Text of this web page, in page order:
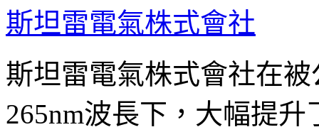
斯坦雷電氣株式會社
斯坦雷電氣株式會社在
265nm波長下，大幅提